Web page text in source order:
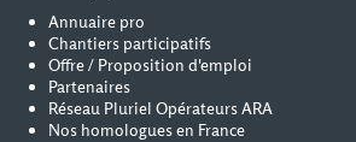
Annuaire pro
Chantiers participatifs
Offre / Proposition d'emploi
Partenaires
Réseau Pluriel Opérateurs ARA
Nos homologues en France